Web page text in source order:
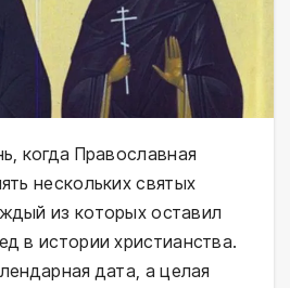
когда Православная
нескольких святых
из которых оставил
в истории христианства.
дата, а целая